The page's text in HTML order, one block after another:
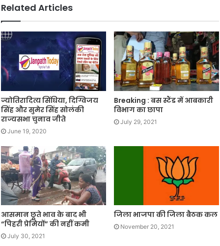
Related Articles
ज्योतिरादित्य सिंधिया, दिग्विजय
सिंह और सुमेर सिंह सोलंकी
राज्यसभा चुनाव जीते
June 19, 2020
Breaking : बस स्टैंड में आबकारी
विभाग का छापा
July 29, 2021
आसमान छूते भाव के बाद भी
“पिहरी प्रेमियों” की नहीं कमी
July 30, 2021
जिला भाजपा की जिला बैठक कल
November 20, 2021